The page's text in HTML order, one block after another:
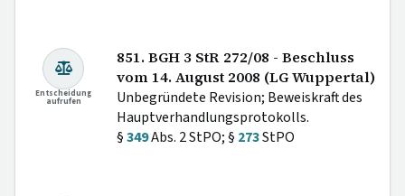
Entscheidung
aufrufen
851. BGH 3 StR 272/08 - Beschluss
vom 14. August 2008 (LG Wuppertal)
Unbegründete Revision; Beweiskraft des
Hauptverhandlungsprotokolls.
§349Abs. 2 StPO; § 273StPO